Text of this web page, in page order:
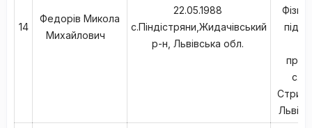
14
Федорів Микола
Михайлович
22.05.1988
с.Піндістряни,Жидачівський
р-н, Львівська обл.